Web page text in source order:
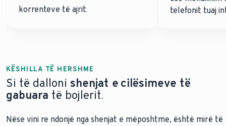
korrenteve të ajrit.
telefonit tuaj
KËSHILLA TË HERSHME
Si të dalloni shenjat e cilësimeve të
gabuara të bojlerit.
Nëse vini re ndonjë nga shenjat e mëposhtme, është mirë të